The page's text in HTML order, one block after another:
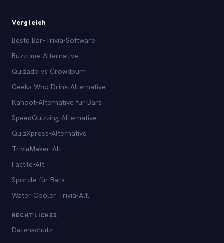
Vergleich
Beste Bar-Trivia-Software
Buzztime-Alternative
Quizado vs Crowdpurr
Geeks Who Drink-Alternative
Kahoot-Alternative für Bars
SpeedQuizzing-Alternative
QuizXpress-Alternative
TriviaMaker-Alt.
Factile-Alt.
Sporcle für Bars
Water Cooler Trivia-Alt.
RECHTLICHES
Datenschutz